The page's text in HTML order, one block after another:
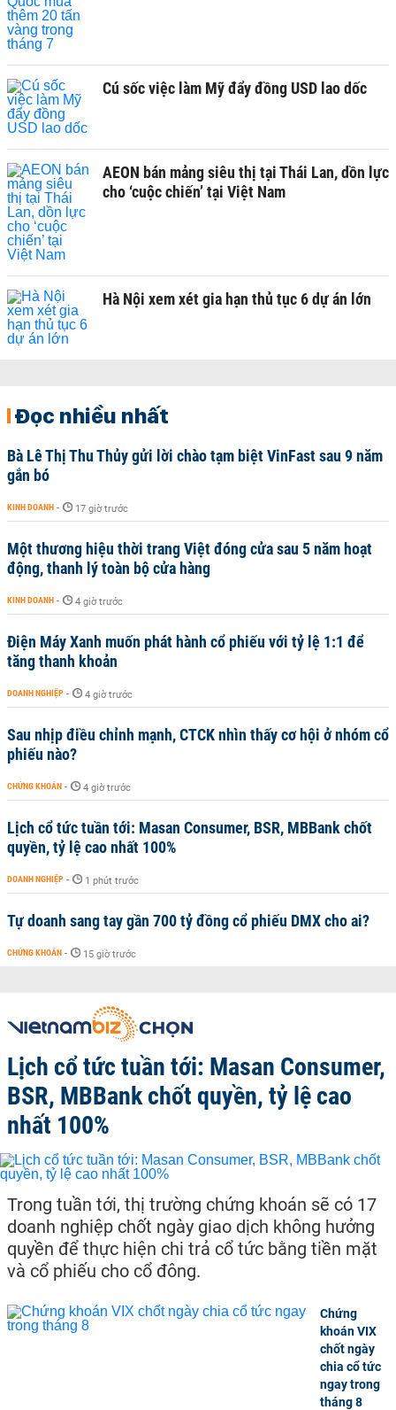
Cú sốc việc làm Mỹ đẩy đồng USD lao dốc
AEON bán mảng siêu thị tại Thái Lan, dồn lực
cho ‘cuộc chiến’ tại Việt Nam
Hà Nội xem xét gia hạn thủ tục 6 dự án lớn
Đọc nhiều nhất
Bà Lê Thị Thu Thủy gửi lời chào tạm biệt VinFast sau 9 năm
gắn bó
KINH DOANH - 17 giờ trước
Một thương hiệu thời trang Việt đóng cửa sau 5 năm hoạt
động, thanh lý toàn bộ cửa hàng
KINH DOANH - 4 giờ trước
Điện Máy Xanh muốn phát hành cổ phiếu với tỷ lệ 1:1 để
tăng thanh khoản
DOANH NGHIỆP - 4 giờ trước
Sau nhịp điều chỉnh mạnh, CTCK nhìn thấy cơ hội ở nhóm cổ
phiếu nào?
CHỨNG KHOÁN - 4 giờ trước
Lịch cổ tức tuần tới: Masan Consumer, BSR, MBBank chốt
quyền, tỷ lệ cao nhất 100%
DOANH NGHIỆP - 1 phút trước
Tự doanh sang tay gần 700 tỷ đồng cổ phiếu DMX cho ai?
CHỨNG KHOÁN - 15 giờ trước
Lịch cổ tức tuần tới: Masan Consumer,
BSR, MBBank chốt quyền, tỷ lệ cao
nhất 100%
Trong tuần tới, thị trường chứng khoán sẽ có 17
doanh nghiệp chốt ngày giao dịch không hưởng
quyền để thực hiện chi trả cổ tức bằng tiền mặt
và cổ phiếu cho cổ đông.
Chứng
khoán VIX
chốt ngày
chia cổ tức
ngay trong
tháng 8